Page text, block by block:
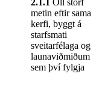
2.1.1 Öll störf
metin eftir sama
kerfi, byggt á
starfsmati
sveitarfélaga og
launaviðmiðum
sem því fylgja